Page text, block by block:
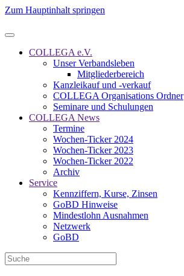
Zum Hauptinhalt springen
COLLEGA e.V.
Unser Verbandsleben
Mitgliederbereich
Kanzleikauf und -verkauf
COLLEGA Organisations Ordner
Seminare und Schulungen
COLLEGA News
Termine
Wochen-Ticker 2024
Wochen-Ticker 2023
Wochen-Ticker 2022
Archiv
Service
Kennziffern, Kurse, Zinsen
GoBD Hinweise
Mindestlohn Ausnahmen
Netzwerk
GoBD